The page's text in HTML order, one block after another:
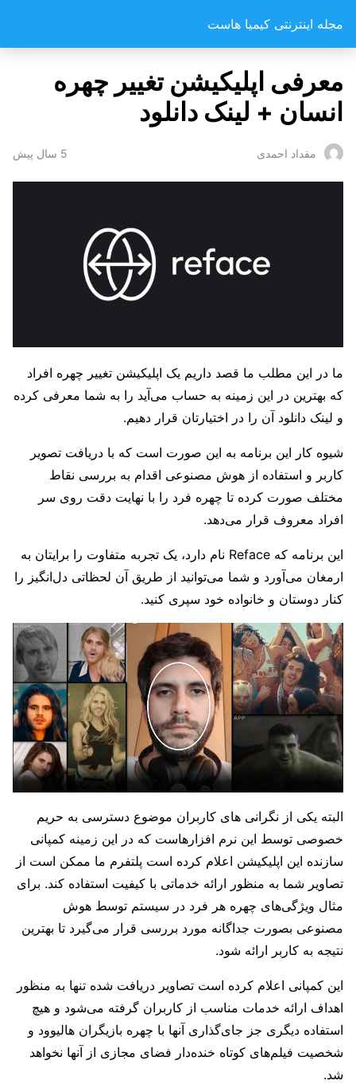
مجله اینترنتی کیمیا هاست
معرفی اپلیکیشن تغییر چهره
انسان + لینک دانلود
مقداد احمدی 5 سال پیش
ما در این مطلب ما قصد داریم یک اپلیکیشن تغییر چهره افراد
که بهترین در این زمینه به حساب می‌آید را به شما معرفی کرده
و لینک دانلود آن را در اختیارتان قرار دهیم.
شیوه کار این برنامه به این صورت است که با دریافت تصویر
کاربر و استفاده از هوش مصنوعی اقدام به بررسی نقاط
مختلف صورت کرده تا چهره فرد را با نهایت دقت روی سر
افراد معروف قرار می‌دهد.
این برنامه که Reface نام دارد، یک تجربه متفاوت را برایتان به
ارمغان می‌آورد و شما می‌توانید از طریق آن لحظاتی دل‌انگیز را
کنار دوستان و خانواده خود سپری کنید.
البته یکی از نگرانی های کاربران موضوع دسترسی به حریم
خصوصی توسط این نرم افزارهاست که در این زمینه کمپانی
سازنده این اپلیکیشن اعلام کرده است پلتفرم ما ممکن است از
تصاویر شما به منظور ارائه خدماتی با کیفیت استفاده کند. برای
مثال ویژگی‌های چهره هر فرد در سیستم توسط هوش
مصنوعی بصورت جداگانه مورد بررسی قرار می‌گیرد تا بهترین
نتیجه به کاربر ارائه شود.
این کمپانی اعلام کرده است تصاویر دریافت شده تنها به منظور
اهداف ارائه خدمات مناسب از کاربران گرفته می‌شود و هیچ
استفاده دیگری جز جای‌گذاری آنها با چهره بازیگران هالیوود و
شخصیت فیلم‌های کوتاه خنده‌دار فضای مجازی از آنها نخواهد
شد.